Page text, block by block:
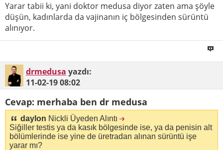
Yarar tabii ki, yani doktor medusa diyor zaten ama şöyle
düşün, kadınlarda da vajinanın iç bölgesinden sürüntü
alınıyor.
drmedusa yazdı:
11-02-1908:02
Cevap: merhaba ben dr medusa
daylon Nickli Üyeden Alıntı
Siğiller testis ya da kasık bölgesinde ise, ya da penisin alt
bölümlerinde ise yine de üretradan alınan sürüntü işe
yarar mı?